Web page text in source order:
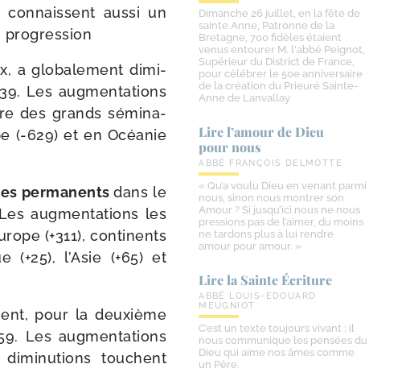
connaissent aus­si un
progression
a glo­ba­le­ment dimi­
Les aug­men­ta­tions
des grands sémi­na­
(-629) et en Océanie
per­ma­nentsdans le
aug­men­ta­tions les
(+311), conti­nents
(+25), l’Asie (+65) et
pour la deuxième
Les aug­men­ta­tions
dimi­nu­tions touchent
Dimanche 26 juillet, en la fête de
sainte Anne, Patronne de la
Bretagne, 700 fidèles étaient
venus entourer M. l'abbé Peignot,
Supérieur du District de France,
pour célébrer le 50e anniversaire
de la création du Prieuré Sainte-
Anne de Lanvallay
Lire l’amour de Dieu
pour nous
ABBÉ FRANÇOIS DELMOTTE
« Qu’a voulu Dieu en venant parmi
nous, sinon nous montrer son
Amour ? Si jusqu’ici nous ne nous
pressions pas de l’aimer, du moins
ne tardons plus à lui rendre
amour pour amour. »
Lire la Sainte Écriture
ABBÉ LOUIS-EDOUARD
MEUGNIOT
C’est un texte toujours vivant ; il
nous communique les pensées du
Dieu qui aime nos âmes comme
un Père.